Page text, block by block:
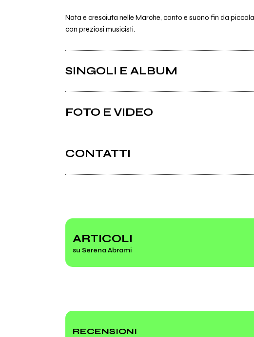
Nata e cresciuta nelle Marche, canto e suono fin da
con preziosi musicisti.
SINGOLI E ALBUM
Rockit Vol. 85 (compilation) Di
FOTO E VIDEO
CONTATTI
ARTICOLI
su Serena Abrami
RECENSIONI